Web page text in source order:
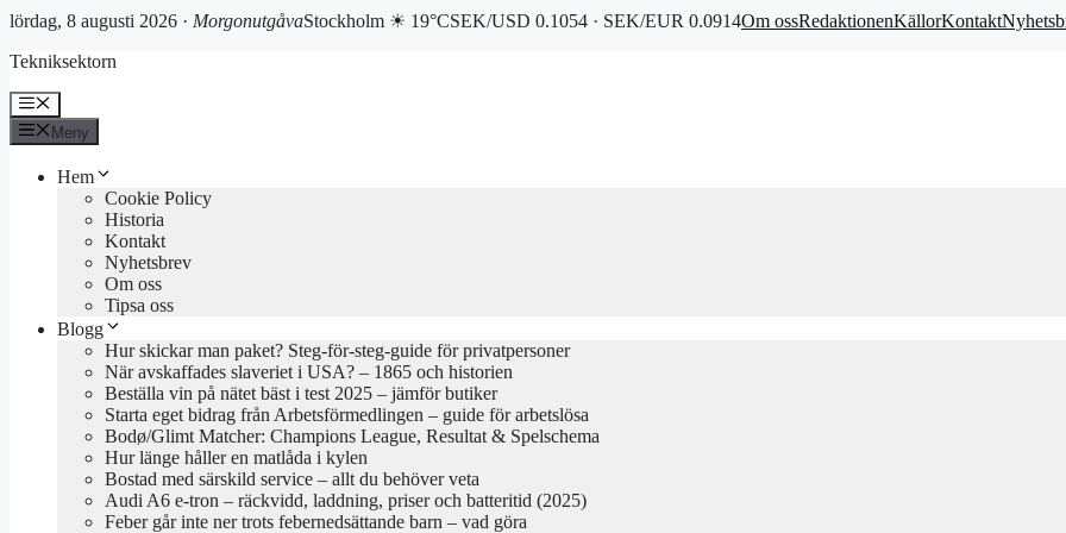
lördag, 8 augusti 2026 · MorgonutgåvaStockholm ☀ 19°CSEK/USD 0.1054 · SEK/EUR 0.0914Om ossRedaktionenKällorKontakt
till
Tekniksektorn
Meny
Meny
Hem
Cookie Policy
Historia
Kontakt
Nyhetsbrev
Om oss
Tipsa oss
Blogg
Hur skickar man paket? Steg-för-steg-guide för privatpersoner
När avskaffades slaveriet i USA? – 1865 och historien
Beställa vin på nätet bäst i test 2025 – jämför butiker
Starta eget bidrag från Arbetsförmedlingen – guide för arbetslösa
Bodø/Glimt Matcher: Champions League, Resultat & Spelschema
Hur länge håller en matlåda i kylen
Bostad med särskild service – allt du behöver veta
Audi A6 e-tron – räckvidd, laddning, priser och batteritid (2025)
Feber går inte ner trots febernedsättande barn – vad göra